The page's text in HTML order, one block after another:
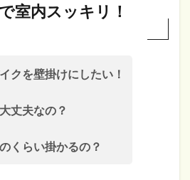
室内スッキリ！
クを壁掛けにしたい！
丈夫なの？
くらい掛かるの？